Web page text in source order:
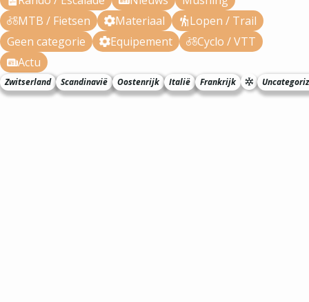
MTB / Fietsen
Materiaal
Lopen / Trail
Geen categorie
Equipement
Cyclo / VTT
Actu
Zwitserland Scandinavië Oostenrijk Italië Frankrijk